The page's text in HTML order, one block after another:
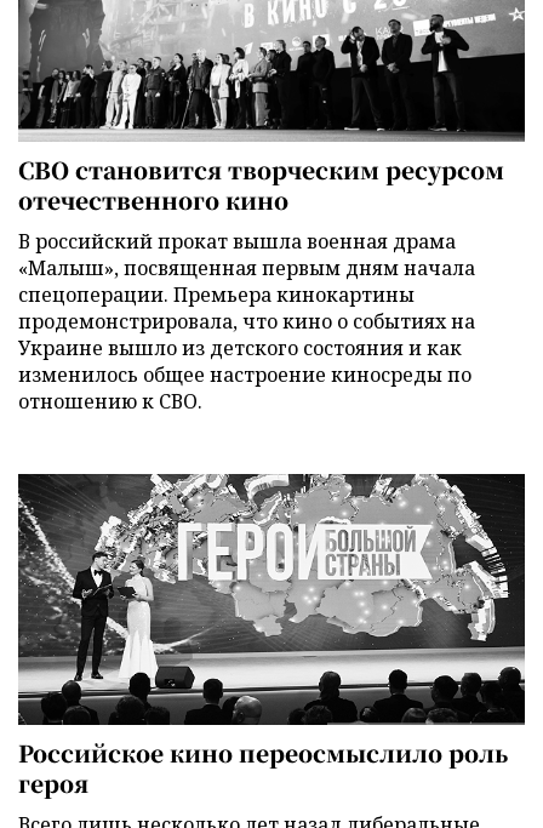
СВО становится творческим ресурсом
отечественного кино
В российский прокат вышла военная драма
«Малыш», посвященная первым дням начала
спецоперации. Премьера кинокартины
продемонстрировала, что кино о событиях на
Украине вышло из детского состояния и как
изменилось общее настроение киносреды по
отношению к СВО.
Российское кино переосмыслило роль
героя